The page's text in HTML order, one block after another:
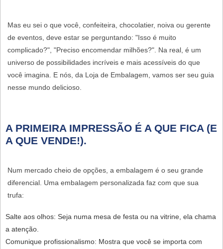
Mas eu sei o que você, confeiteira, chocolatier, noiva ou gerente
de eventos, deve estar se perguntando: "Isso é muito
complicado?", "Preciso encomendar milhões?". Na real, é um
universo de possibilidades incríveis e mais acessíveis do que
você imagina. E nós, da Loja de Embalagem, vamos ser seu guia
nesse mundo delicioso.
A PRIMEIRA IMPRESSÃO É A QUE FICA (E
A QUE VENDE!).
Num mercado cheio de opções, a embalagem é o seu grande
diferencial. Uma embalagem personalizada faz com que sua
trufa:
Salte aos olhos: Seja numa mesa de festa ou na vitrine, ela chama
a atenção.
Comunique profissionalismo: Mostra que você se importa com